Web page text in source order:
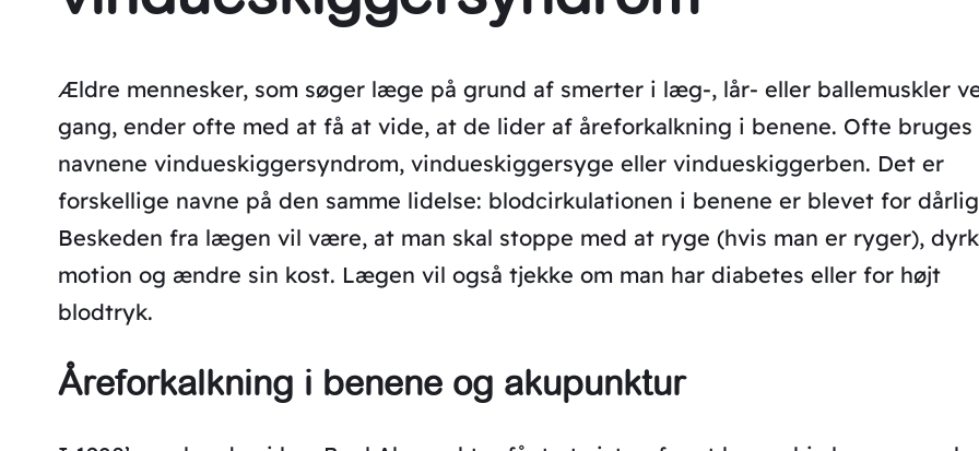
Ældre mennesker, som søger læge på grund af smerter i læg-, lår- eller ballemuskler
gang, ender ofte med at få at vide, at de lider af åreforkalkning i benene. Ofte bruges
navnene vindueskiggersyndrom, vindueskiggersyge eller vindueskiggerben. Det er
forskellige navne på den samme lidelse: blodcirkulationen i benene er blevet for
Beskeden fra lægen vil være, at man skal stoppe med at ryge (hvis man er ryger),
motion og ændre sin kost. Lægen vil også tjekke om man har diabetes eller for højt
blodtryk.
Åreforkalkning i benene og akupunktur